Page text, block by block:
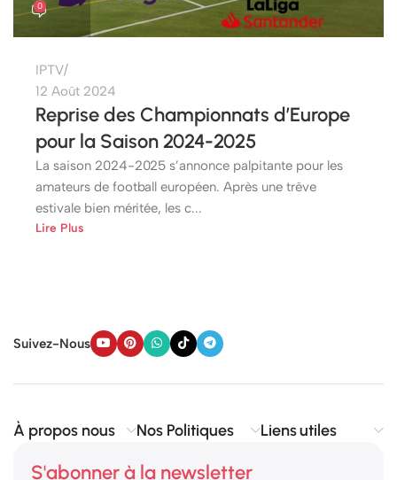
0
IPTV
12 Août 2024
Reprise des Championnats d’Europe
pour la Saison 2024-2025
La saison 2024-2025 s’annonce palpitante pour les
amateurs de football européen. Après une trêve
estivale bien méritée, les c...
Lire Plus
Suivez-Nous
À propos nous Nos Politiques Liens utiles
S'abonner à la newsletter